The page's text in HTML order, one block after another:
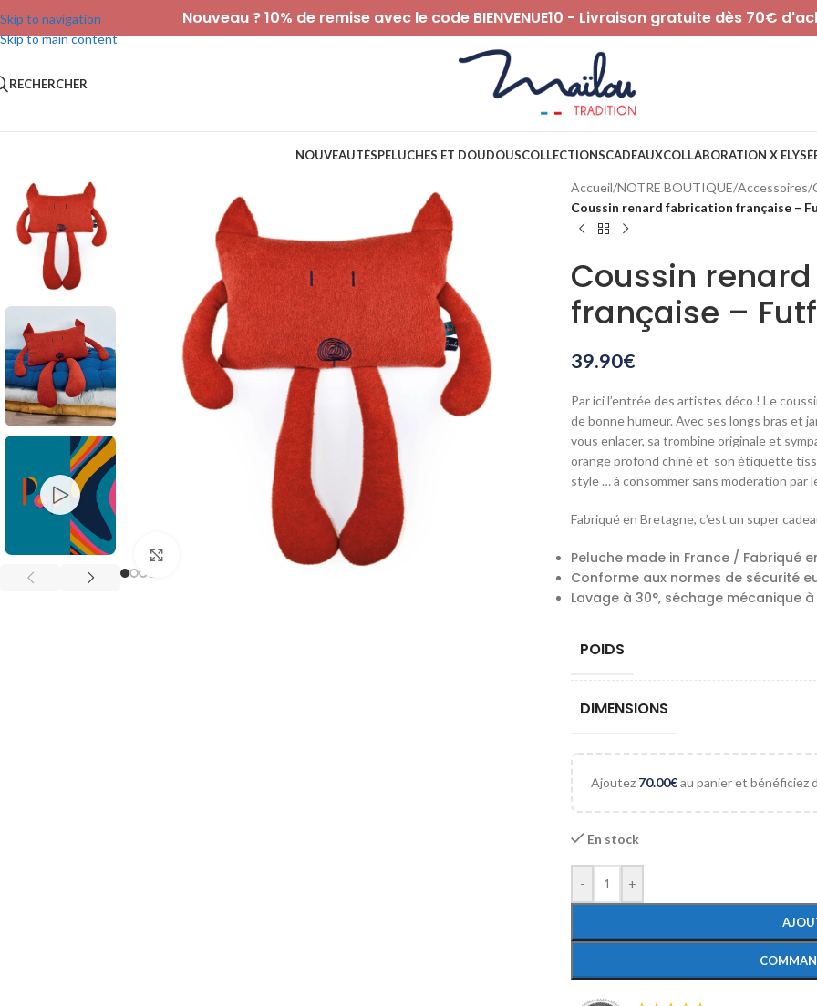
Skip to navigation
Skip to main content
Nouveau ? 10% de remise avec le code BIENVENUE10 - Livraison gratuite dès 70€
RECHERCHER
NOUVEAUTÉSPELUCHES ET DOUDOUSCOLLECTIONSCADEAUXCOLLABORATION X
Accueil/NOTRE BOUTIQUE/Accessoires/
Coussin renard fabrication française –
Coussin
française –
39.90€
Par ici l’entrée des artistes déco ! Le
de bonne humeur. Avec ses longs bras et
vous enlacer, sa trombine originale et
orange profond chiné et son étiquette
style … à consommer sans modération par
Fabriqué en Bretagne, c’est un super
Peluche made in France / Fabriqué
Conforme aux normes de sécurité
Lavage à 30°, séchage mécanique
POIDS
DIMENSIONS
Ajoutez 70.00€au panier et bénéficiez
En stock
- +